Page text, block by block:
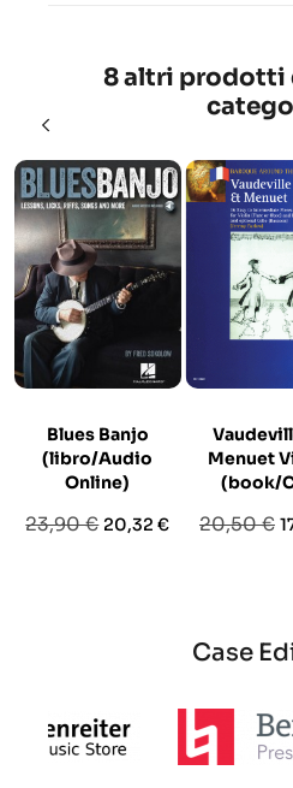
8 altri prodotti
Blues Banjo
(libro/Audio
Online)
Prezzo
23,90 € Prezzo
20,32 €
Menuet
(book/
Prezzo
20,50 €
Case